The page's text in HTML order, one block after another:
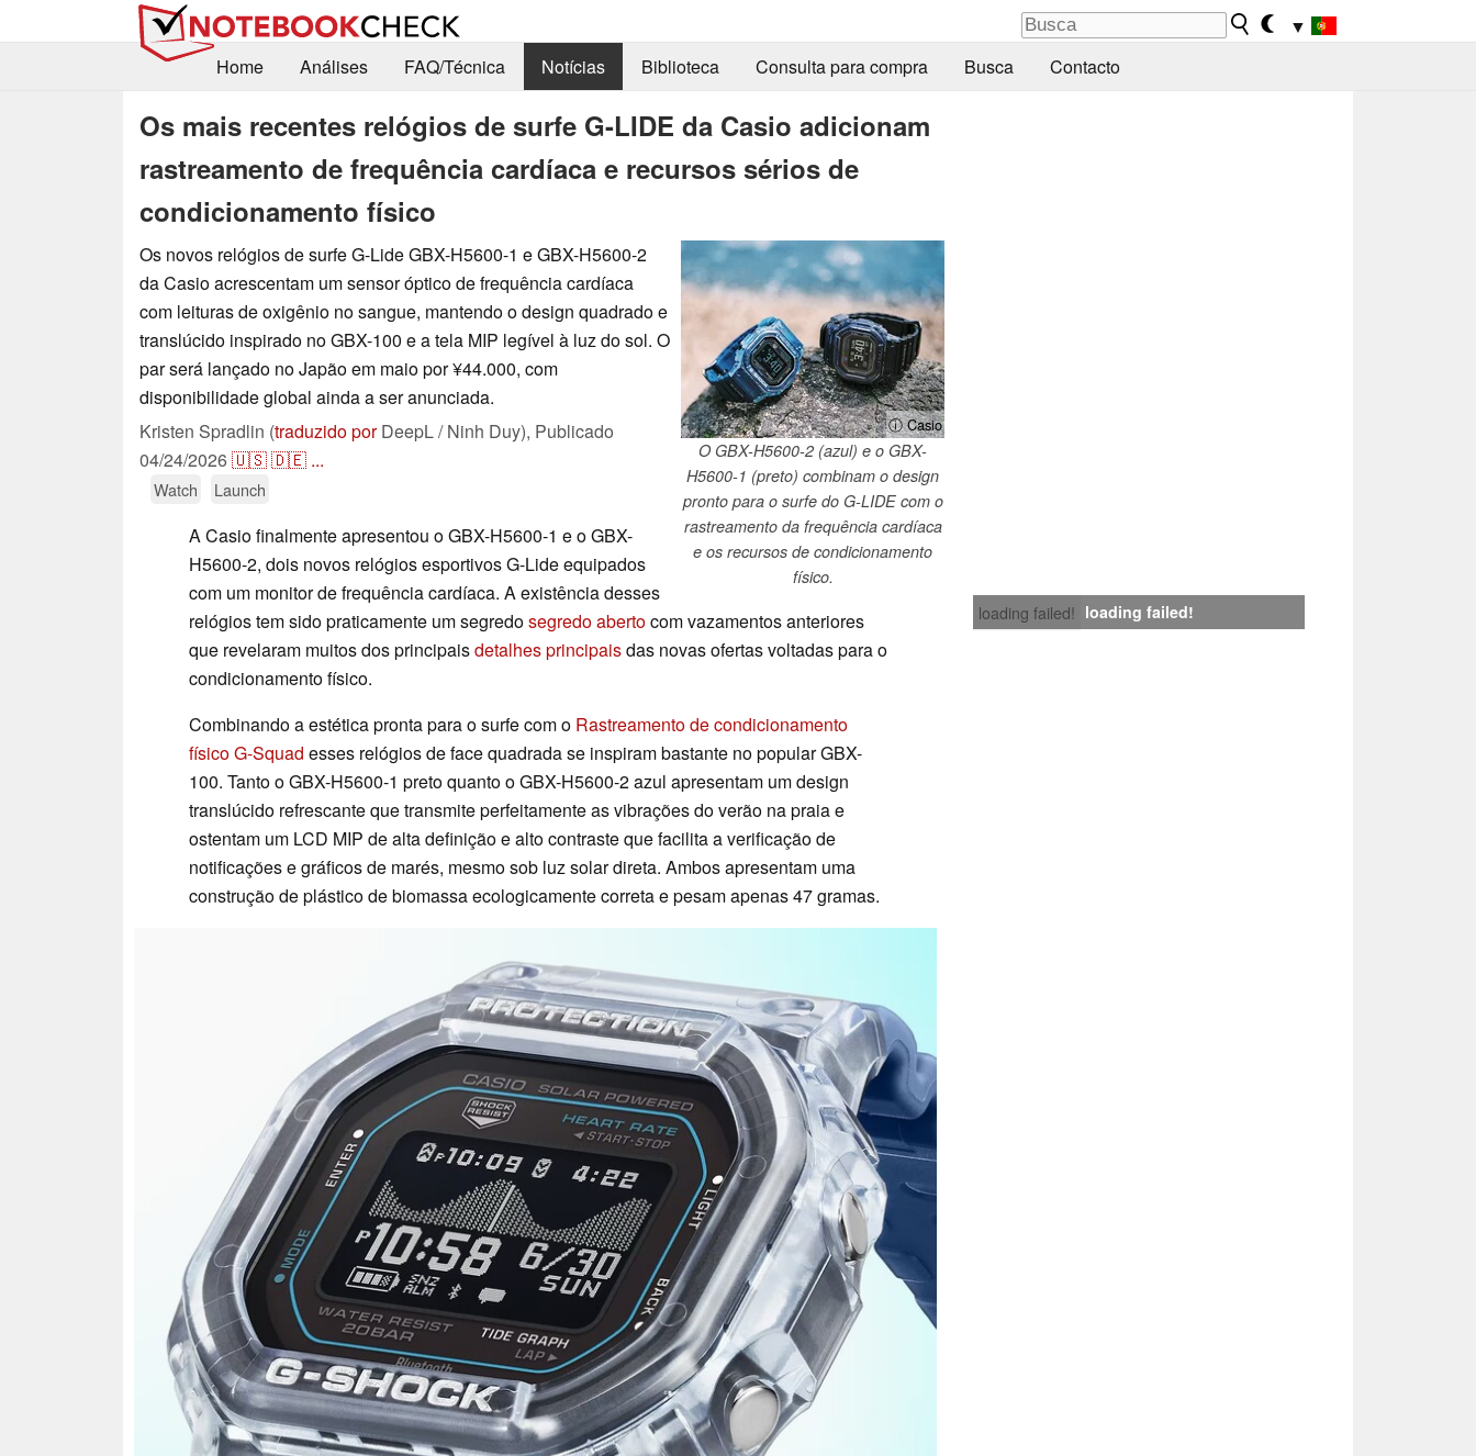
▼
Home
Análises FAQ/Técnica Notícias Biblioteca Consulta para compra Busca Contacto
Os mais recentes relógios de surfe G-LIDE da Casio adicionam
rastreamento de frequência cardíaca e recursos sérios de
condicionamento físico
ⓘ Casio
O GBX-H5600-2 (azul) e o GBX-
H5600-1 (preto) combinam o design
pronto para o surfe do G-LIDE com o
rastreamento da frequência cardíaca
e os recursos de condicionamento
físico.
Os novos relógios de surfe G-Lide GBX-H5600-1 e GBX-H5600-2
da Casio acrescentam um sensor óptico de frequência cardíaca
com leituras de oxigênio no sangue, mantendo o design quadrado e
translúcido inspirado no GBX-100 e a tela MIP legível à luz do sol. O
par será lançado no Japão em maio por ¥44.000, com
disponibilidade global ainda a ser anunciada.
Kristen Spradlin (traduzido porDeepL / Ninh Duy), Publicado
04/24/2026🇺🇸🇩🇪 ...
Watch Launch
loading failed! loading failed!
A Casio finalmente apresentou o GBX-H5600-1 e o GBX-
H5600-2, dois novos relógios esportivos G-Lide equipados
com um monitor de frequência cardíaca. A existência desses
relógios tem sido praticamente um segredosegredo abertocom vazamentos anteriores
que revelaram muitos dos principaisdetalhes principaisdas novas ofertas voltadas para o
condicionamento físico.
Combinando a estética pronta para o surfe com o Rastreamento de condicionamento
físico G-Squad esses relógios de face quadrada se inspiram bastante no popular GBX-
100. Tanto o GBX-H5600-1 preto quanto o GBX-H5600-2 azul apresentam um design
translúcido refrescante que transmite perfeitamente as vibrações do verão na praia e
ostentam um LCD MIP de alta definição e alto contraste que facilita a verificação de
notificações e gráficos de marés, mesmo sob luz solar direta. Ambos apresentam uma
construção de plástico de biomassa ecologicamente correta e pesam apenas 47 gramas.